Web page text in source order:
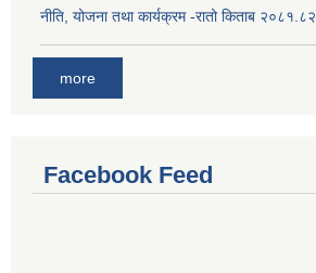
नीति, योजना तथा कार्यक्रम -रातो किताब २०८१.८२
more
Facebook Feed